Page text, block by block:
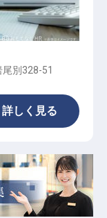
別328-51
詳しく見る